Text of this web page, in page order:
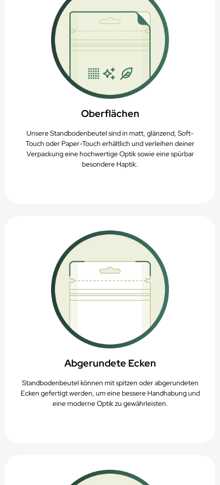
Oberflächen
Unsere Standbodenbeutel sind in matt, glänzend, Soft-
Touch oder Paper-Touch erhältlich und verleihen deiner
Verpackung eine hochwertige Optik sowie eine spürbar
besondere Haptik.
Abgerundete Ecken
Standbodenbeutel können mit spitzen oder abgerundeten
Ecken gefertigt werden, um eine bessere Handhabung und
eine moderne Optik zu gewährleisten.